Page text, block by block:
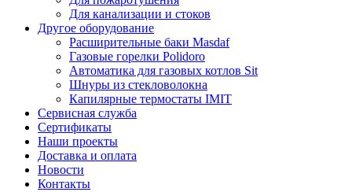
Для канализации и стоков
Другое оборудование
Расширительные баки Masdaf
Газовые горелки Polidoro
Автоматика для газовых котлов Sit
Шнуры из стекловолокна
Капилярные термостаты IMIT
Сервисная служба
Сертификаты
Наши проекты
Доставка и оплата
Новости
Контакты